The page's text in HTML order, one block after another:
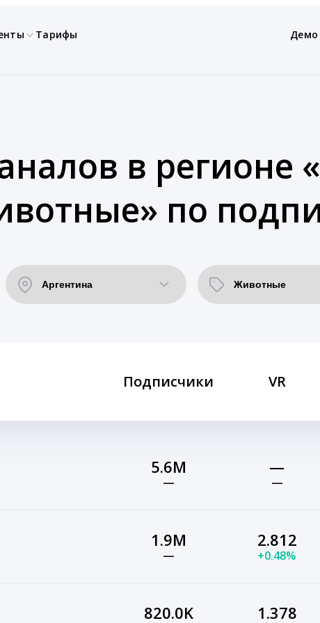
Тарифы Демо
в регионе
по
Подписчики VR
5.6M
—
—
—
1.9M
—
2.812
+0.48%
820.0K 1.378